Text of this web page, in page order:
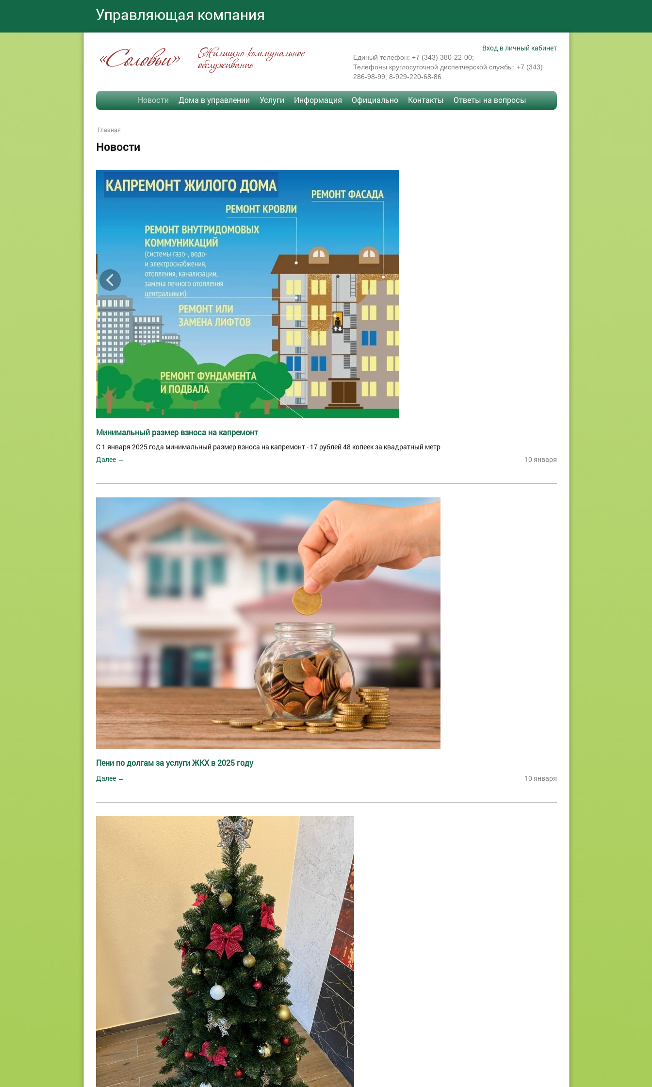
Управляющая компания
«Соловьи» Жилищно-коммунальное
обслуживание
Вход в личный кабинет
Единый телефон: +7 (343) 380-22-00;
Телефоны круглосуточной диспетчерской службы: +7 (343)
286-98-99; 8-929-220-68-86
Новости Дома в управлении Услуги Информация Официально Контакты Ответы на вопросы
Главная
Новости
Минимальный размер взноса на капремонт
С 1 января 2025 года минимальный размер взноса на капремонт - 17 рублей 48 копеек за квадратный метр
Далее →
10 января
Пени по долгам за услуги ЖКХ в 2025 году
Далее → 10 января